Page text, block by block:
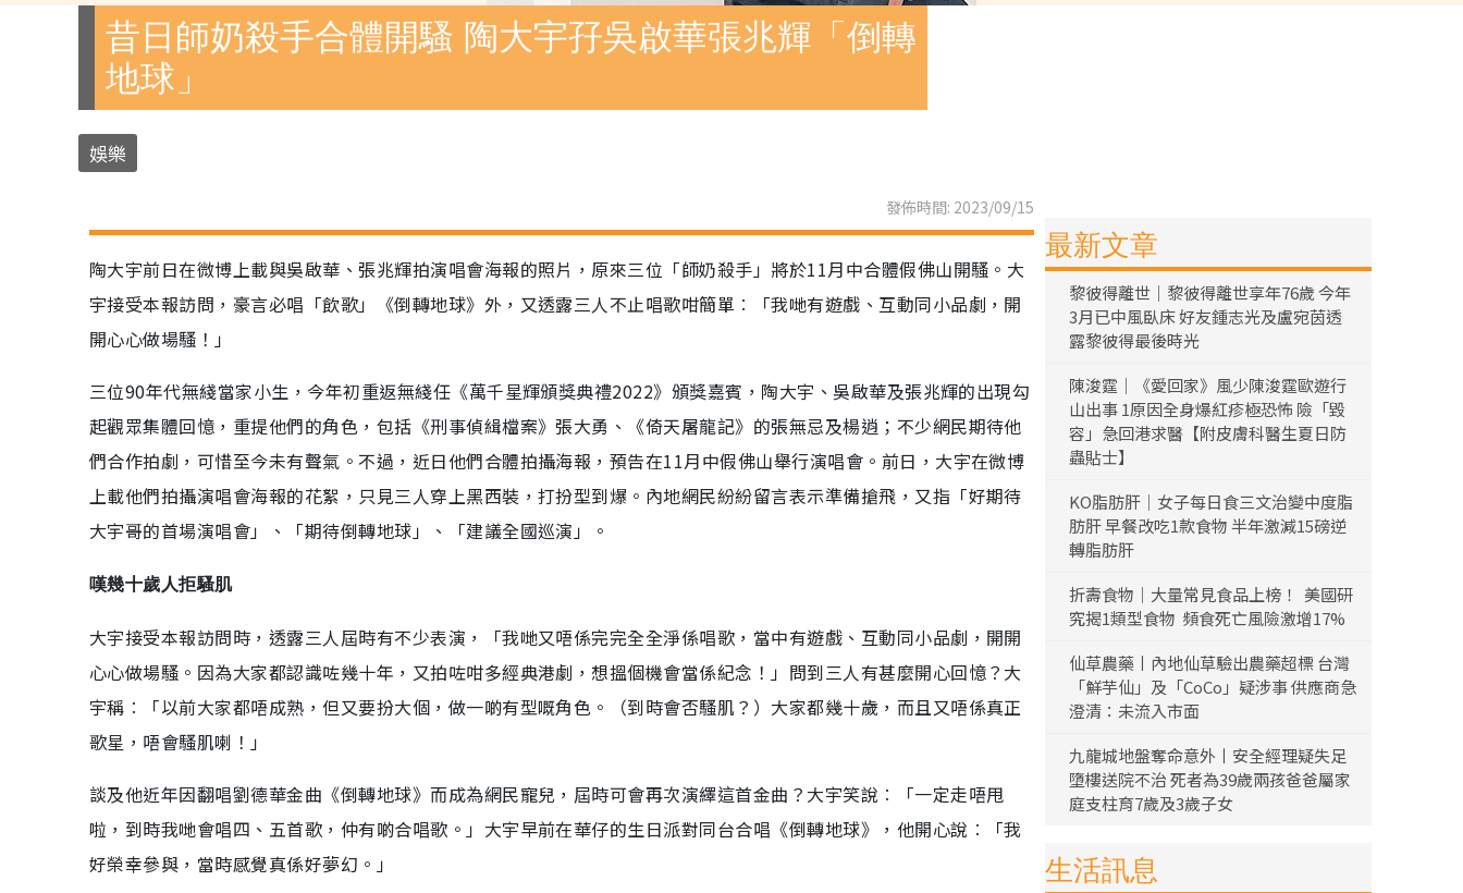
昔日師奶殺手合體開騷 陶大宇孖吳啟華張兆輝「倒轉
地球」
娛樂
發佈時間: 2023/09/15
陶大宇前日在微博上載與吳啟華、張兆輝拍演唱會海報的照片，原來三位「師奶殺手」將於11月中合體假佛山開騷。大
宇接受本報訪問，豪言必唱「飲歌」《倒轉地球》外，又透露三人不止唱歌咁簡單︰「我哋有遊戲、互動同小品劇，開
開心心做場騷！」
三位90年代無綫當家小生，今年初重返無綫任《萬千星輝頒獎典禮2022》頒獎嘉賓，陶大宇、吳啟華及張兆輝的出現勾
起觀眾集體回憶，重提他們的角色，包括《刑事偵緝檔案》張大勇、《倚天屠龍記》的張無忌及楊逍；不少網民期待他
們合作拍劇，可惜至今未有聲氣。不過，近日他們合體拍攝海報，預告在11月中假佛山舉行演唱會。前日，大宇在微博
上載他們拍攝演唱會海報的花絮，只見三人穿上黑西裝，打扮型到爆。內地網民紛紛留言表示準備搶飛，又指「好期待
大宇哥的首場演唱會」、「期待倒轉地球」、「建議全國巡演」。
嘆幾十歲人拒騷肌
大宇接受本報訪問時，透露三人屆時有不少表演，「我哋又唔係完完全全淨係唱歌，當中有遊戲、互動同小品劇，開開
心心做場騷。因為大家都認識咗幾十年，又拍咗咁多經典港劇，想搵個機會當係紀念！」問到三人有甚麼開心回憶？大
宇稱︰「以前大家都唔成熟，但又要扮大個，做一啲有型嘅角色。（到時會否騷肌？）大家都幾十歲，而且又唔係真正
歌星，唔會騷肌喇！」
談及他近年因翻唱劉德華金曲《倒轉地球》而成為網民寵兒，屆時可會再次演繹這首金曲？大宇笑說︰「一定走唔甩
啦，到時我哋會唱四、五首歌，仲有啲合唱歌。」大宇早前在華仔的生日派對同台合唱《倒轉地球》，他開心說︰「我
好榮幸參與，當時感覺真係好夢幻。」
最新文章
黎彼得離世｜黎彼得離世享年76歲 今年
3月已中風臥床 好友鍾志光及盧宛茵透
露黎彼得最後時光
陳浚霆｜《愛回家》風少陳浚霆歐遊行
山出事 1原因全身爆紅疹極恐怖 險「毀
容」急回港求醫【附皮膚科醫生夏日防
蟲貼士】
KO脂肪肝｜女子每日食三文治變中度脂
肪肝 早餐改吃1款食物 半年激減15磅逆
轉脂肪肝
折壽食物｜大量常見食品上榜！ 美國研
究揭1類型食物 頻食死亡風險激增17%
仙草農藥丨內地仙草驗出農藥超標 台灣
「鮮芋仙」及「CoCo」疑涉事 供應商急
澄清：未流入市面
九龍城地盤奪命意外丨安全經理疑失足
墮樓送院不治 死者為39歲兩孩爸爸屬家
庭支柱育7歲及3歲子女
生活訊息